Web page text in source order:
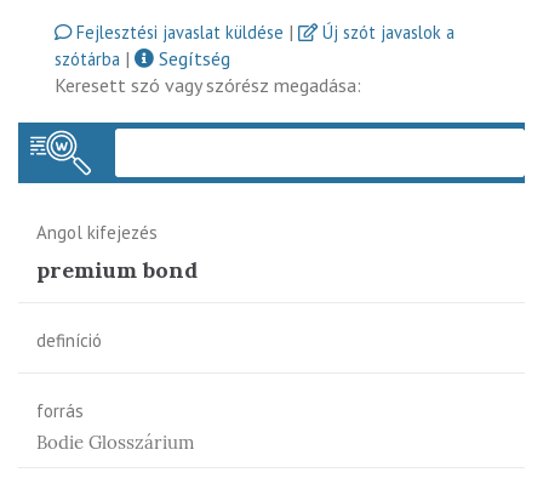
Fejlesztési javaslat küldése |
Új szót javaslok a
szótárba |
Segítség
Keresett szó vagy szórész megadása:
Angol kifejezés
premium bond
definíció
forrás
Bodie Glosszárium